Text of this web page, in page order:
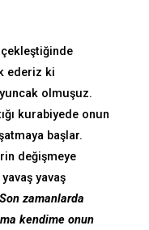
ederiz ki
olmuşuz.
kurabiyede onun
başlar.
değişmeye
yavaş
zamanlarda
kendime onun